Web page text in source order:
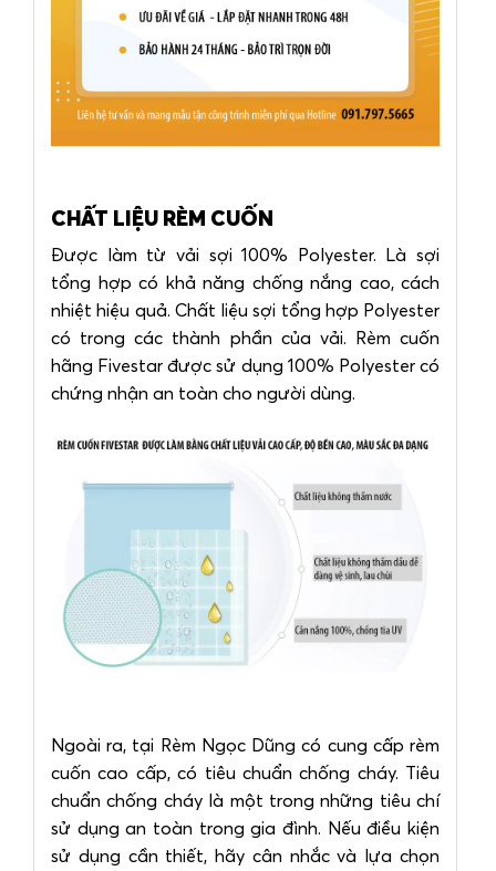
CHẤT LIỆU RÈM CUỐN
Được làm từ vải sợi 100% Polyester. Là sợi
tổng hợp có khả năng chống nắng cao, cách
nhiệt hiệu quả. Chất liệu sợi tổng hợp Polyester
có trong các thành phần của vải. Rèm cuốn
hãng Fivestar được sử dụng 100% Polyester có
chứng nhận an toàn cho người dùng.
Ngoài ra, tại Rèm Ngọc Dũng có cung cấp rèm
cuốn cao cấp, có tiêu chuẩn chống cháy. Tiêu
chuẩn chống cháy là một trong những tiêu chí
sử dụng an toàn trong gia đình. Nếu điều kiện
sử dụng cần thiết, hãy cân nhắc và lựa chọn